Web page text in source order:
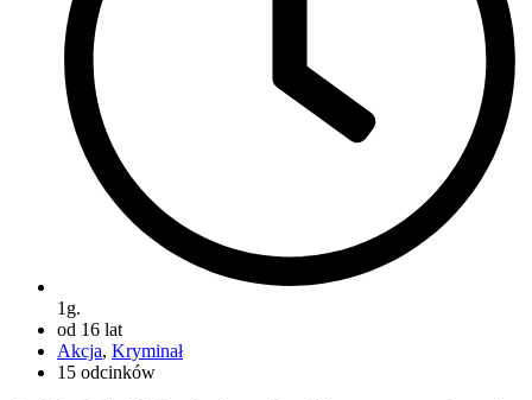
1g.
od 16 lat
Akcja, Kryminał
15 odcinków